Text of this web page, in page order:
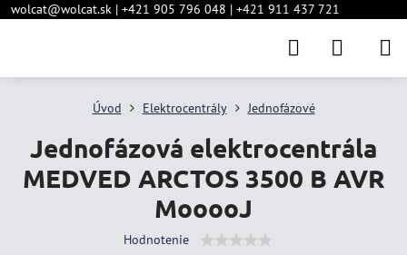
wolcat@wolcat.sk | +421 905 796 048 | +421 911 437 721
Úvod Elektrocentrály Jednofázové
Jednofázová elektrocentrála
MEDVED ARCTOS 3500 B AVR
MooooJ
Hodnotenie